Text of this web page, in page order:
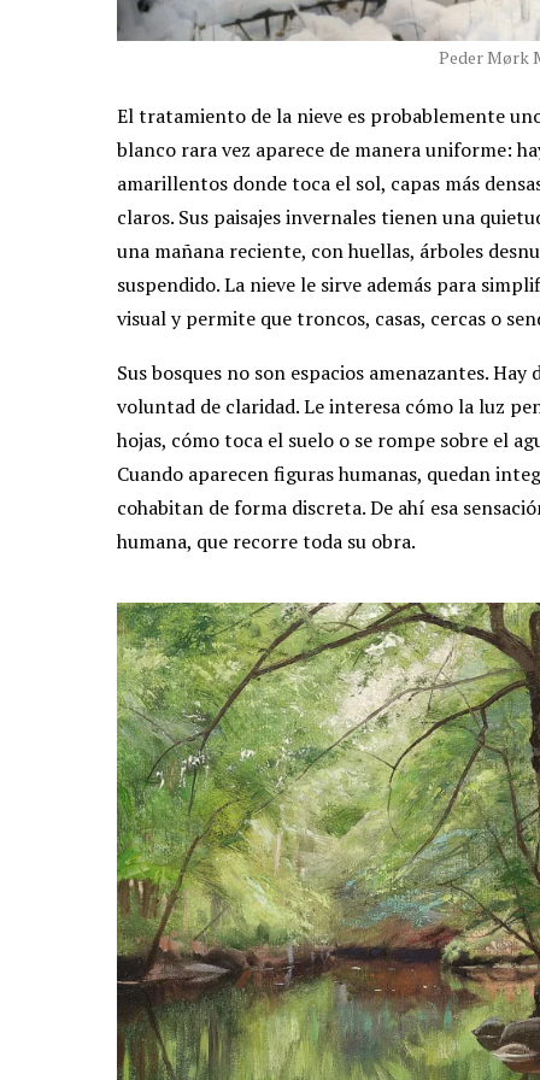
Peder Mørk
El tratamiento de la nieve es probablemente
blanco rara vez aparece de manera uniforme:
amarillentos donde toca el sol, capas más
claros. Sus paisajes invernales tienen una
una mañana reciente, con huellas, árboles
suspendido. La nieve le sirve además para
visual y permite que troncos, casas, cercas o
Sus bosques no son espacios amenazantes.
voluntad de claridad. Le interesa cómo la luz
hojas, cómo toca el suelo o se rompe sobre el
Cuando aparecen figuras humanas, quedan
cohabitan de forma discreta. De ahí esa
humana, que recorre toda su obra.